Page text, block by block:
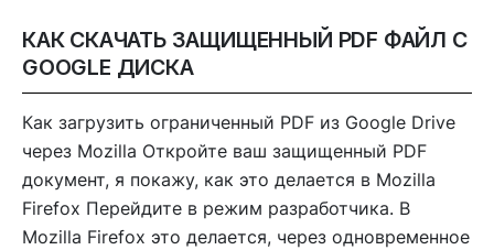
КАК СКАЧАТЬ ЗАЩИЩЕННЫЙ PDF ФАЙЛ С
GOOGLE ДИСКА
Как загрузить ограниченный PDF из Google Drive
через Mozilla Откройте ваш защищенный PDF
документ, я покажу, как это делается в Mozilla
Firefox Перейдите в режим разработчика. В
Mozilla Firefox это делается, через одновременное